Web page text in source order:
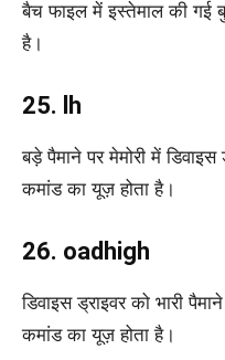
बैच फाइल में इस्तेमाल की गई
है।
25. lh
बड़े पैमाने पर मेमोरी में
कमांड का यूज़ होता है।
26. oadhigh
डिवाइस ड्राइवर को भारी
कमांड का यूज़ होता है।